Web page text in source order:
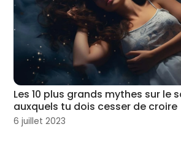
Les 10 plus grands mythes sur le
auxquels tu dois cesser de croire
6 juillet 2023